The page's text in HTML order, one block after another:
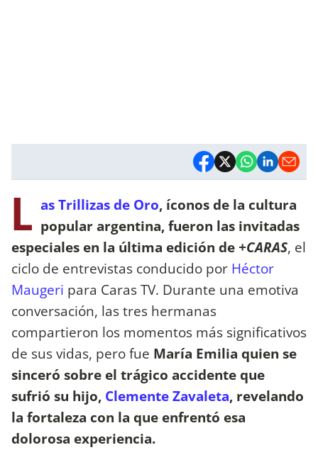
L as Trillizas de Oro, íconos de la cultura
popular argentina, fueron las invitadas
especiales en la última edición de +CARAS, el
ciclo de entrevistas conducido por Héctor
Maugeri para Caras TV. Durante una emotiva
conversación, las tres hermanas
compartieron los momentos más significativos
de sus vidas, pero fue María Emilia quien se
sinceró sobre el trágico accidente que
sufrió su hijo, Clemente Zavaleta, revelando
la fortaleza con la que enfrentó esa
dolorosa experiencia.